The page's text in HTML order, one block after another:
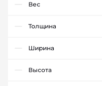
Вес
Толщина
Ширина
Высота